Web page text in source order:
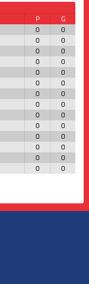
P
G
0
0
0
0
0
0
0
0
0
0
0
0
0
0
0
0
0
0
0
0
0
0
0
0
0
0
0 0